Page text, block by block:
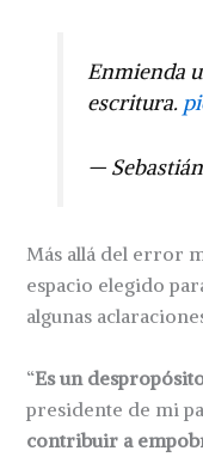
Enmienda
escritura.
—
Más allá del error
espacio elegido
algunas
“Es un
presidente de mi
contribuir a